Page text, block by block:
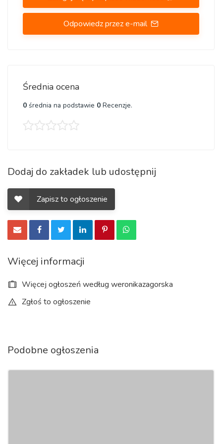
Odpowiedz przez e-mail
Średnia ocena
0 średnia na podstawie 0 Recenzje.
Dodaj do zakładek lub udostępnij
Zapisz to ogłoszenie
Więcej informacji
Więcej ogłoszeń według weronikazagorska
Zgłoś to ogłoszenie
Podobne ogłoszenia